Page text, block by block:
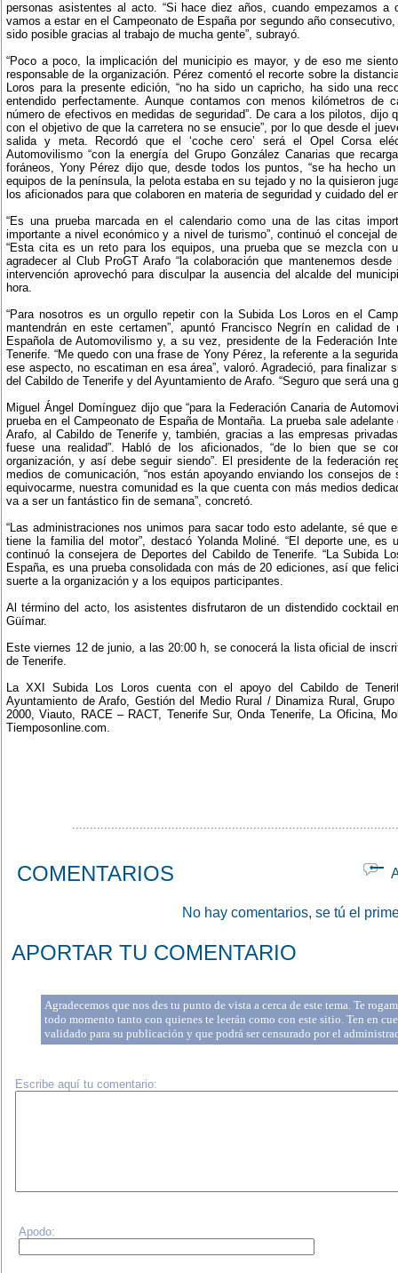
personas asistentes al acto. “Si hace diez años, cuando empezamos a
vamos a estar en el Campeonato de España por segundo año
sido posible gracias al trabajo de mucha gente”, subrayó.
“Poco a poco, la implicación del municipio es mayor, y de eso me
responsable de la organización. Pérez comentó el recorte sobre la
Loros para la presente edición, “no ha sido un capricho, ha sido una
entendido perfectamente. Aunque contamos con menos kilómetros de
número de efectivos en medidas de seguridad”. De cara a los pilotos, dijo
con el objetivo de que la carretera no se ensucie”, por lo que desde el
salida y meta. Recordó que el ‘coche cero’ será el Opel Corsa
Automovilismo “con la energía del Grupo González Canarias que
foráneos, Yony Pérez dijo que, desde todos los puntos, “se ha hecho
equipos de la península, la pelota estaba en su tejado y no la quisieron
los aficionados para que colaboren en materia de seguridad y cuidado del
“Es una prueba marcada en el calendario como una de las citas
importante a nivel económico y a nivel de turismo”, continuó el concejal
“Esta cita es un reto para los equipos, una prueba que se mezcla con
agradecer al Club ProGT Arafo “la colaboración que mantenemos
intervención aprovechó para disculpar la ausencia del alcalde del
hora.
“Para nosotros es un orgullo repetir con la Subida Los Loros en el
mantendrán en este certamen”, apuntó Francisco Negrín en calidad de
Española de Automovilismo y, a su vez, presidente de la Federación
Tenerife. “Me quedo con una frase de Yony Pérez, la referente a la
ese aspecto, no escatiman en esa área”, valoró. Agradeció, para finalizar
del Cabildo de Tenerife y del Ayuntamiento de Arafo. “Seguro que será una
Miguel Ángel Domínguez dijo que “para la Federación Canaria de
prueba en el Campeonato de España de Montaña. La prueba sale
Arafo, al Cabildo de Tenerife y, también, gracias a las empresas
fuese una realidad”. Habló de los aficionados, “de lo bien que se
organización, y así debe seguir siendo”. El presidente de la federación
medios de comunicación, “nos están apoyando enviando los consejos
equivocarme, nuestra comunidad es la que cuenta con más medios
va a ser un fantástico fin de semana”, concretó.
“Las administraciones nos unimos para sacar todo esto adelante, sé
tiene la familia del motor”, destacó Yolanda Moliné. “El deporte une, es
continuó la consejera de Deportes del Cabildo de Tenerife. “La Subida
España, es una prueba consolidada con más de 20 ediciones, así que
suerte a la organización y a los equipos participantes.
Al término del acto, los asistentes disfrutaron de un distendido cocktail
Güímar.
Este viernes 12 de junio, a las 20:00 h, se conocerá la lista oficial de
de Tenerife.
La XXI Subida Los Loros cuenta con el apoyo del Cabildo de
Ayuntamiento de Arafo, Gestión del Medio Rural / Dinamiza Rural,
2000, Viauto, RACE – RACT, Tenerife Sur, Onda Tenerife, La Oficina,
Tiemposonline.com.
COMENTARIOS
No hay comentarios, se tú el
APORTAR TU COMENTARIO
Agradecemos que nos des tu punto de vista a cerca de este tema. Te
todo momento tanto con quienes te leerán como con este sitio. Ten en
validado para su publicación y que podrá ser censurado por el
Escribe aquí tu comentario:
Apodo: